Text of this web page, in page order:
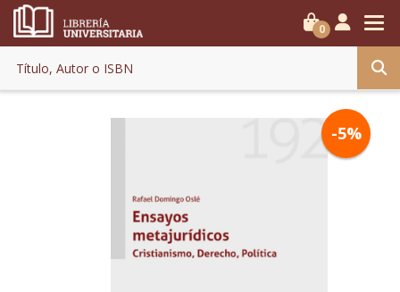
0
-5%